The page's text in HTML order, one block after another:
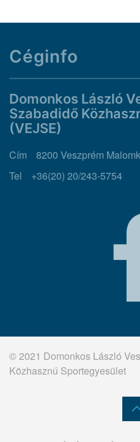
Céginfo
Domonkos László
Szabadidő
(VEJSE)
Cím
8200 Veszprém
Tel
+36(20) 20/243-5754
© 2021 Domonkos László
Közhasznú Sportegyesület